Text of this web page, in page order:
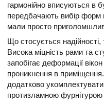
гармонійно вписуються в
передбачають вибір форм
мали просто
Що стосується
Висока міцність рами та
запобігає деформації
проникнення в
додатково
протизламною